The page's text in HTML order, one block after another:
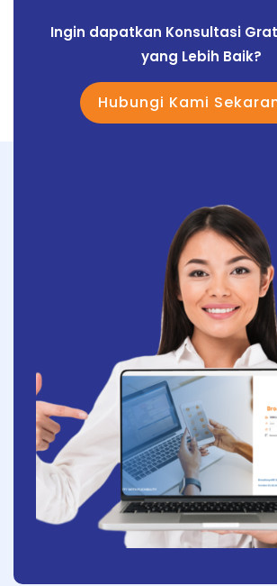
Ingin dapatkan Konsultasi
yang Lebih Baik?
Hubungi Kami